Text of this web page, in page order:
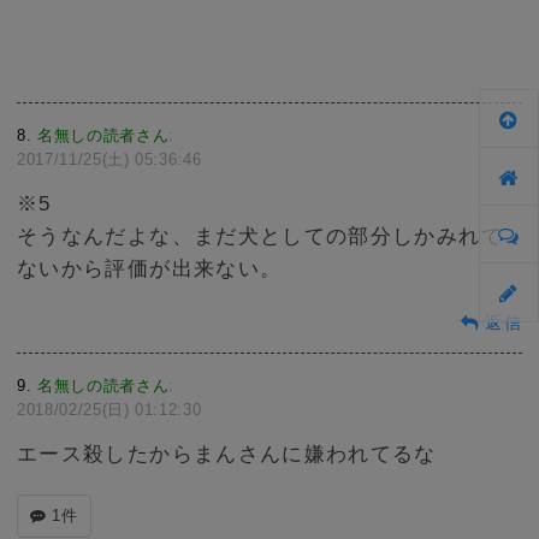
8 名無しの読者さん:
2017/11/25(土) 05:36:46
※5
そうなんだよな、まだ犬としての部分しかみれて
ないから評価が出来ない。
返信
9 名無しの読者さん:
2018/02/25(日) 01:12:30
エース殺したからまんさんに嫌われてるな
1件